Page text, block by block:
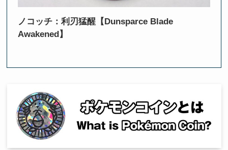
ノコッチ：利刃猛醒【Dunsparce Blade
Awakened】